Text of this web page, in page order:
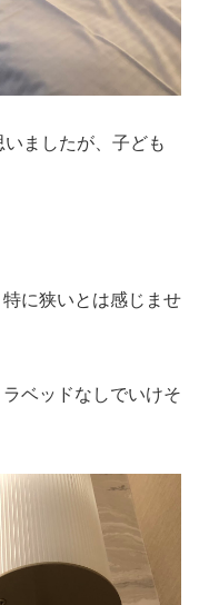
ましたが、子ども
に狭いとは感じませ
ベッドなしでいけそ